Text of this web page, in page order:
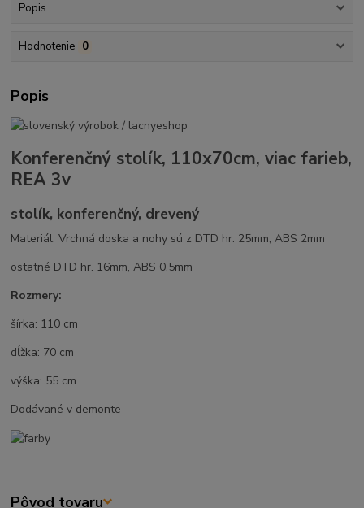
Popis
Hodnotenie 0
Popis
Konferenčný stolík, 110x70cm, viac farieb,
REA 3v
stolík, konferenčný, drevený
Materiál: Vrchná doska a nohy sú z DTD hr. 25mm, ABS 2mm
ostatné DTD hr. 16mm, ABS 0,5mm
Rozmery:
šírka: 110 cm
dĺžka: 70 cm
výška: 55 cm
Dodávané v demonte
Pôvod tovaru